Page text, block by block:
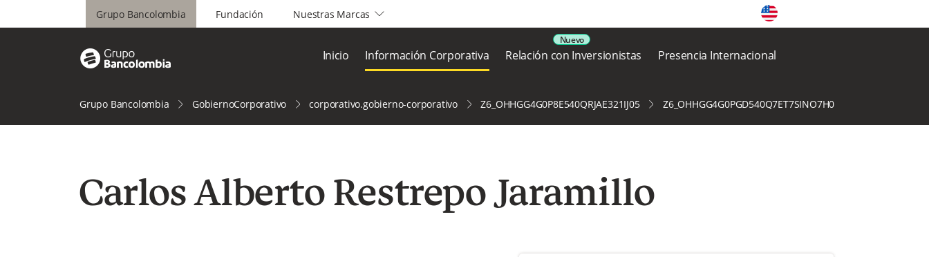
Grupo Bancolombia Fundación Nuestras Marcas arrow2-down
Inicio Información Corporativa Relación con Inversionistas Presencia Internacional
Grupo Bancolombia GobiernoCorporativo corporativo.gobierno-corporativo Z6_OHHGG4G0P8E540QRJAE321IJ05 Z6_OHHGG4G0PGD540Q7ET7SINO7H0
Carlos Alberto Restrepo Jaramillo